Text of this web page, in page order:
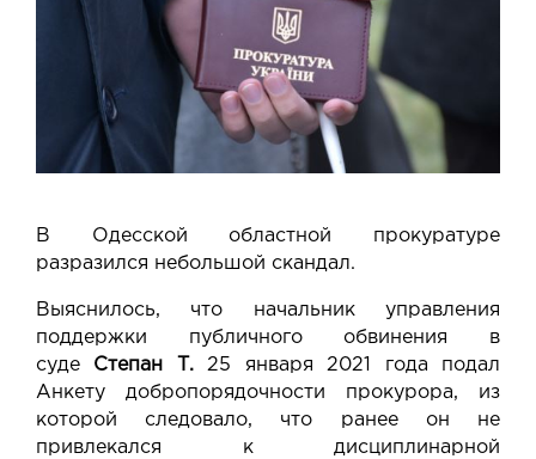
В Одесской областной прокуратуре
разразился небольшой скандал.
Выяснилось, что начальник управления
поддержки публичного обвинения в
суде Степан Т.25 января 2021 года подал
Анкету добропорядочности прокурора, из
которой следовало, что ранее он не
привлекался к дисциплинарной